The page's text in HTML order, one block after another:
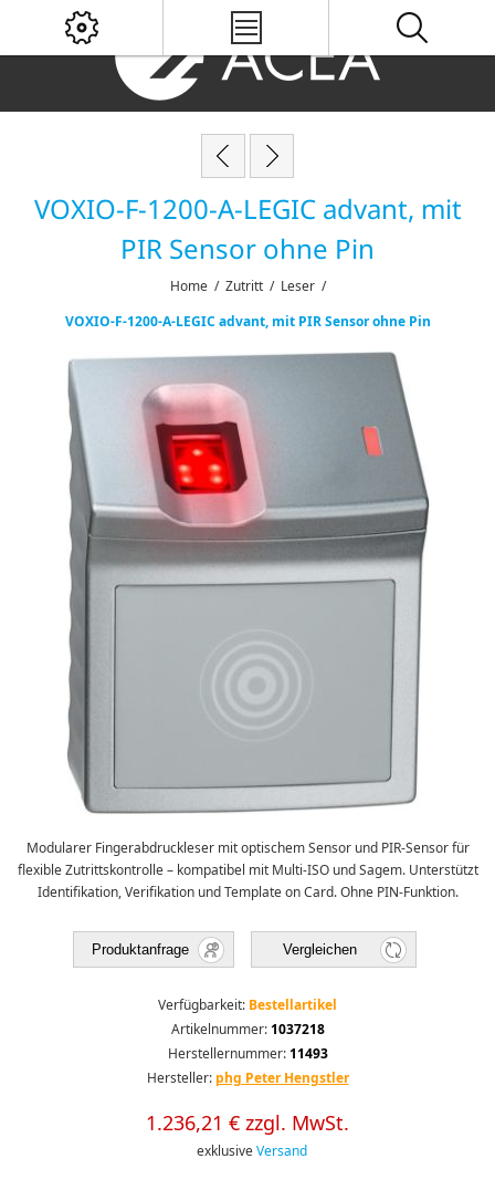
VOXIO-F-1200-A-LEGIC advant, mit
PIR Sensor ohne Pin
Home / Zutritt / Leser /
VOXIO-F-1200-A-LEGIC advant, mit PIR Sensor ohne Pin
Modularer Fingerabdruckleser mit optischem Sensor und PIR-Sensor für
flexible Zutrittskontrolle – kompatibel mit Multi-ISO und Sagem. Unterstützt
Identifikation, Verifikation und Template on Card. Ohne PIN-Funktion.
Produktanfrage Vergleichen
Verfügbarkeit: Bestellartikel
Artikelnummer: 1037218
Herstellernummer: 11493
Hersteller: phg Peter Hengstler
1.236,21 € zzgl. MwSt.
exklusiveVersand